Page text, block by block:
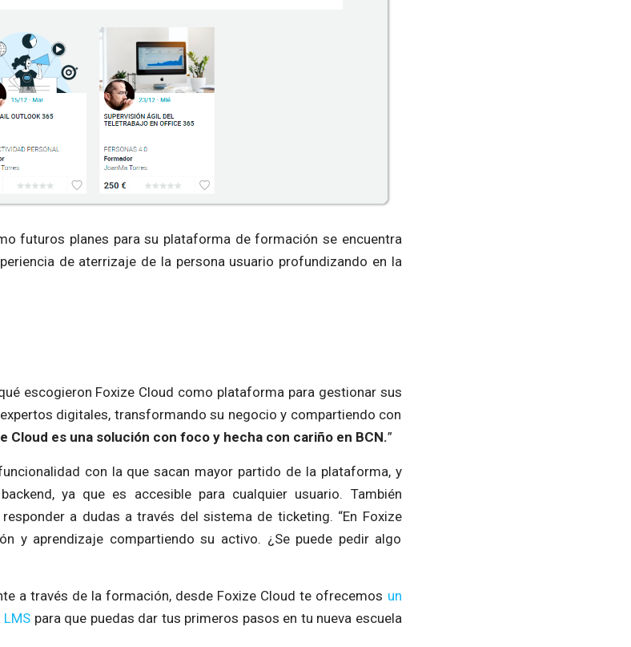
futuros planes para su plataforma de formación se encuentra
de aterrizaje de la persona usuario profundizando en la
escogieron Foxize Cloud como plataforma para gestionar sus
digitales, transformando su negocio y compartiendo con
Cloud es una solución con foco y hecha con cariño en BCN.”
con la que sacan mayor partido de la plataforma, y
ya que es accesible para cualquier usuario. También
a dudas a través del sistema de ticketing. “En Foxize
y aprendizaje compartiendo su activo. ¿Se puede pedir algo
a través de la formación, desde Foxize Cloud te ofrecemos un
para que puedas dar tus primeros pasos en tu nueva escuela